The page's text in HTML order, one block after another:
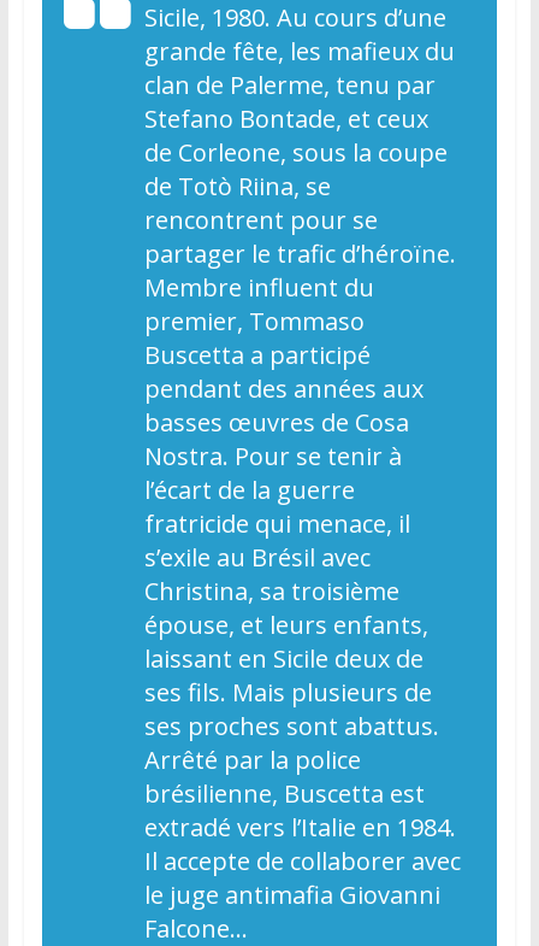
Sicile, 1980. Au cours d’une
grande fête, les mafieux du
clan de Palerme, tenu par
Stefano Bontade, et ceux
de Corleone, sous la coupe
de Totò Riina, se
rencontrent pour se
partager le trafic d’héroïne.
Membre influent du
premier, Tommaso
Buscetta a participé
pendant des années aux
basses œuvres de Cosa
Nostra. Pour se tenir à
l’écart de la guerre
fratricide qui menace, il
s’exile au Brésil avec
Christina, sa troisième
épouse, et leurs enfants,
laissant en Sicile deux de
ses fils. Mais plusieurs de
ses proches sont abattus.
Arrêté par la police
brésilienne, Buscetta est
extradé vers l’Italie en 1984.
Il accepte de collaborer avec
le juge antimafia Giovanni
Falcone…